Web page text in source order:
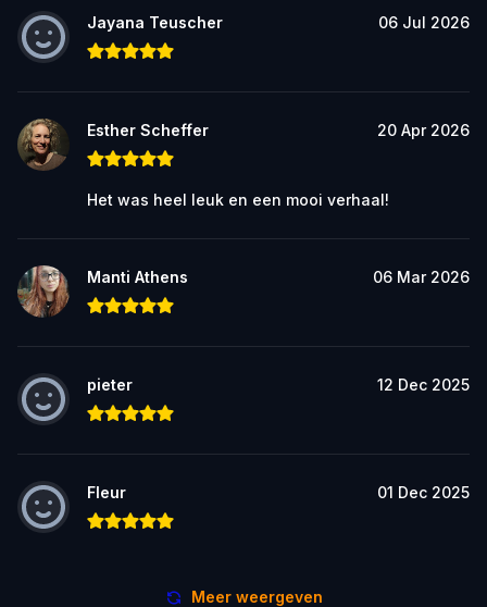
Jayana Teuscher 06 Jul 2026
Esther Scheffer 20 Apr 2026
Het was heel leuk en een mooi verhaal!
Manti Athens 06 Mar 2026
pieter 12 Dec 2025
Fleur 01 Dec 2025
Meer weergeven